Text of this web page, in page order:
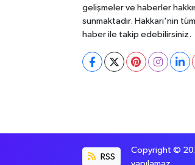
gelişmeler ve haberler
sunmaktadır. Hakkari'nin
haber ile takip edebilirsiniz.
RSS
Copyright ©